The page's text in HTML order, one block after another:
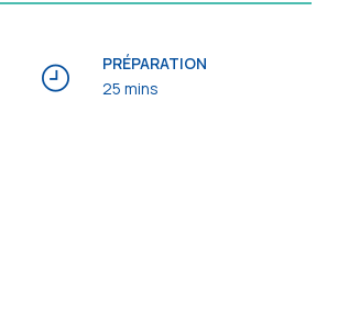
PRÉPARATION
25 mins